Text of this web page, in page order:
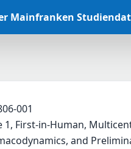
Mainfranken
001
1, First-in-Human,
and